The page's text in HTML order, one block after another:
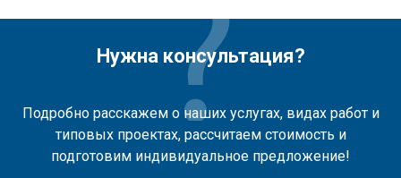
Нужна консультация?
Подробно расскажем о наших услугах, видах работ и
типовых проектах, рассчитаем стоимость и
подготовим индивидуальное предложение!